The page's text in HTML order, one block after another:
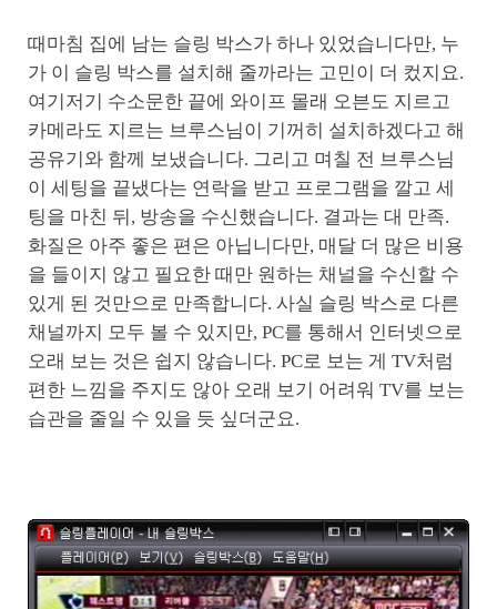
때마침 집에 남는 슬링 박스가 하나 있었습니다만, 누
가 이 슬링 박스를 설치해 줄까라는 고민이 더 컸지요.
여기저기 수소문한 끝에 와이프 몰래 오븐도 지르고
카메라도 지르는 브루스님이 기꺼히 설치하겠다고 해
공유기와 함께 보냈습니다. 그리고 며칠 전 브루스님
이 세팅을 끝냈다는 연락을 받고 프로그램을 깔고 세
팅을 마친 뒤, 방송을 수신했습니다. 결과는 대 만족.
화질은 아주 좋은 편은 아닙니다만, 매달 더 많은 비용
을 들이지 않고 필요한 때만 원하는 채널을 수신할 수
있게 된 것만으로 만족합니다. 사실 슬링 박스로 다른
채널까지 모두 볼 수 있지만, PC를 통해서 인터넷으로
오래 보는 것은 쉽지 않습니다. PC로 보는 게 TV처럼
편한 느낌을 주지도 않아 오래 보기 어려워 TV를 보는
습관을 줄일 수 있을 듯 싶더군요.